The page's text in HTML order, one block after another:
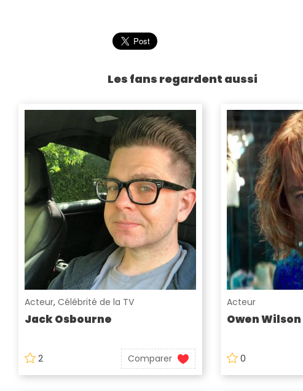
Les fans regardent aussi
Acteur, Célébrité de la TV
Jack Osbourne
2 Comparer
Acteur
Owen Wilson
0